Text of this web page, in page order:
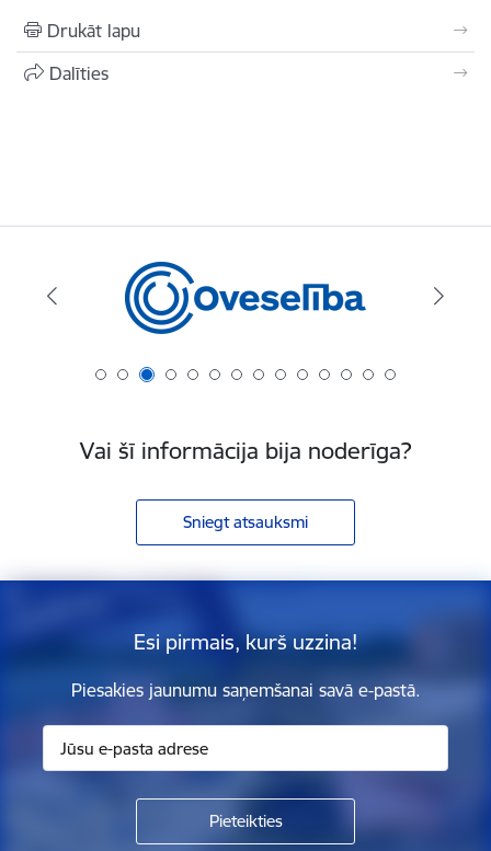
Drukāt lapu
Dalīties
Vai šī informācija bija noderīga?
Sniegt atsauksmi
Esi pirmais, kurš uzzina!
Piesakies jaunumu saņemšanai savā e-pastā.